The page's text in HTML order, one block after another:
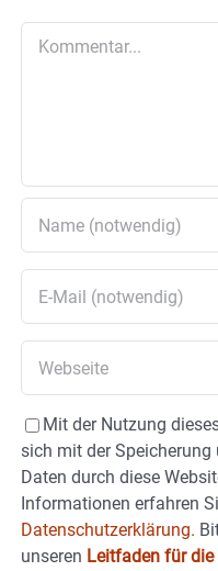
Mit der Nutzung
sich mit der Speicherung
Daten durch diese
Informationen erfahren
Datenschutzerklärung.
unseren Leitfaden für